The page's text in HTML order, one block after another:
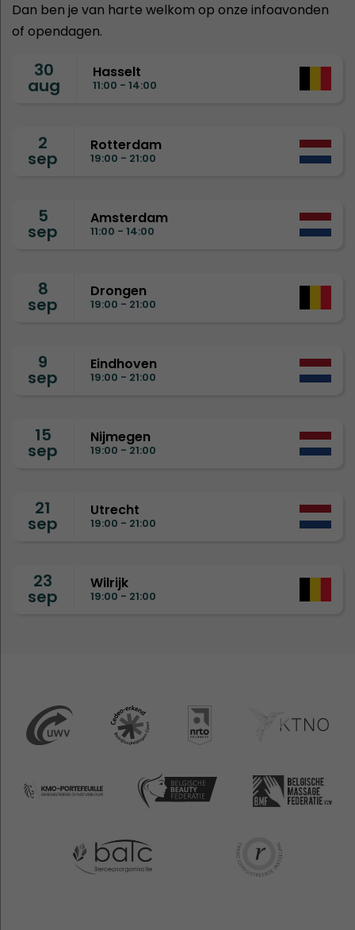
Dan ben je van harte welkom op onze infoavonden
of opendagen.
30
aug
Hasselt
11:00 - 14:00
2
sep
Rotterdam
19:00 - 21:00
5
sep
Amsterdam
11:00 - 14:00
8
sep
Drongen
19:00 - 21:00
9
sep
Eindhoven
19:00 - 21:00
15
sep
Nijmegen
19:00 - 21:00
21
sep
Utrecht
19:00 - 21:00
23
sep
Wilrijk
19:00 - 21:00